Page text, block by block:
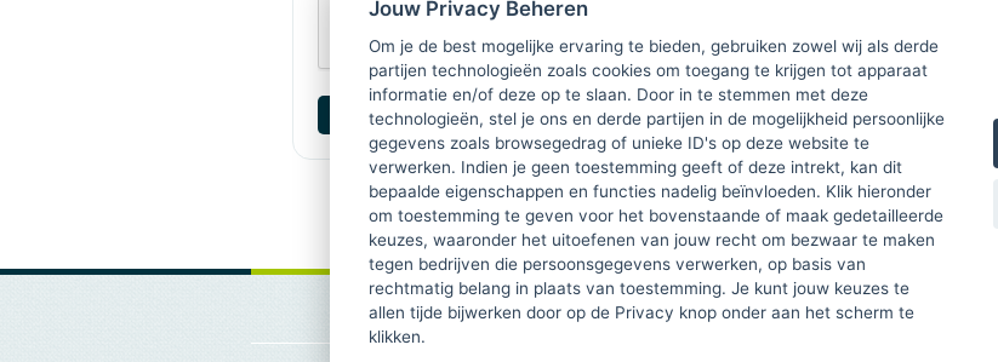
Jouw Privacy Beheren
Om je de best mogelijke ervaring te bieden, gebruiken zowel wij als derde
partijen technologieën zoals cookies om toegang te krijgen tot apparaat
informatie en/of deze op te slaan. Door in te stemmen met deze
technologieën, stel je ons en derde partijen in de mogelijkheid persoonlijke
gegevens zoals browsegedrag of unieke ID's op deze website te
verwerken. Indien je geen toestemming geeft of deze intrekt, kan dit
bepaalde eigenschappen en functies nadelig beïnvloeden. Klik hieronder
om toestemming te geven voor het bovenstaande of maak gedetailleerde
keuzes, waaronder het uitoefenen van jouw recht om bezwaar te maken
tegen bedrijven die persoonsgegevens verwerken, op basis van
rechtmatig belang in plaats van toestemming. Je kunt jouw keuzes te
allen tijde bijwerken door op de Privacy knop onder aan het scherm te
klikken.